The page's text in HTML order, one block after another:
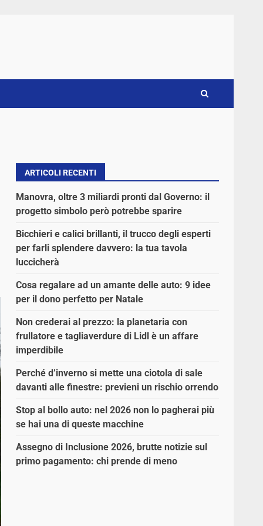
ARTICOLI RECENTI
Manovra, oltre 3 miliardi pronti dal Governo: il
progetto simbolo però potrebbe sparire
Bicchieri e calici brillanti, il trucco degli esperti
per farli splendere davvero: la tua tavola
luccicherà
Cosa regalare ad un amante delle auto: 9 idee
per il dono perfetto per Natale
Non crederai al prezzo: la planetaria con
frullatore e tagliaverdure di Lidl è un affare
imperdibile
Perché d’inverno si mette una ciotola di sale
davanti alle finestre: previeni un rischio orrendo
Stop al bollo auto: nel 2026 non lo pagherai più
se hai una di queste macchine
Assegno di Inclusione 2026, brutte notizie sul
primo pagamento: chi prende di meno